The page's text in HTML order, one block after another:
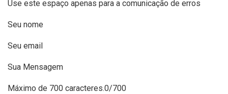
Use este espaço apenas para a comunicação de erros
Seu nome
Seu email
Sua Mensagem
Máximo de 700 caracteres.0/700